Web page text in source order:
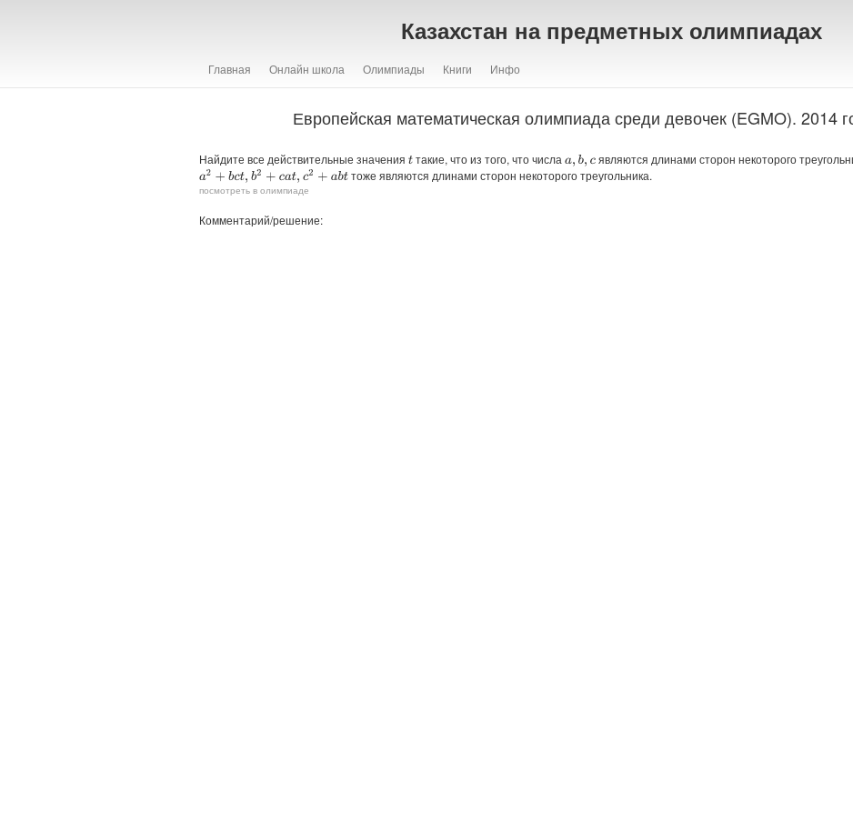
Казахстан на предметных олимпиадах
Главная Онлайн школа Олимпиады Книги Инфо
Европейская математическая олимпиада среди девочек (EGMO). 2014
Найдите все действительные значения t такие, что из того, что числаa,b,c являются длинами сторон некоторого
a2 +b ct, b2 +c at, c2 +a bt тоже являются длинами сторон некоторого треугольника.
посмотреть в олимпиаде
Комментарий/решение: